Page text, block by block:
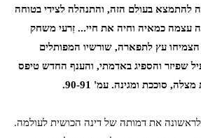
להתמצא בעולם הזה, והתנהלה לצידי בטוחה
עצמה כמאיה וחיה את חיי... זִרעי משחק
עץ לתפארה, שורשיו המפותלים
שפיזר והספיג באדמתי, והענף החדש טיפס
סוככת ומגינה. עמ' 90-91
.
את דמותה של דינה הכושית לעולמה.